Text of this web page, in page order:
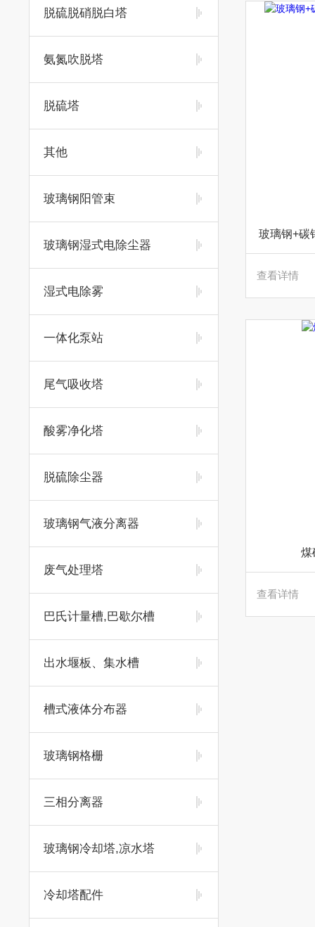
脱硫脱硝脱白塔
氨氮吹脱塔
脱硫塔
其他
玻璃钢阳管束
玻璃钢湿式电除尘器
湿式电除雾
一体化泵站
尾气吸收塔
酸雾净化塔
脱硫除尘器
玻璃钢气液分离器
废气处理塔
巴氏计量槽,巴歇尔槽
出水堰板、集水槽
槽式液体分布器
玻璃钢格栅
三相分离器
玻璃钢冷却塔,凉水塔
冷却塔配件
玻璃钢+碳
查看详情
煤
查看详情